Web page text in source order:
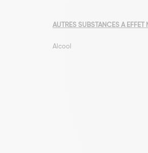
AUTRES SUBSTANCES A EFFET
Alcool